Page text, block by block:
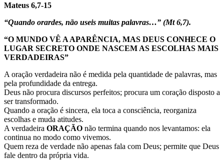
Mateus 6,7-15
“Quando orardes, não useis muitas palavras…” (Mt 6,7).
“O MUNDO VÊ A APARÊNCIA, MAS DEUS CONHECE O
LUGAR SECRETO ONDE NASCEM AS ESCOLHAS MAIS
VERDADEIRAS”
A oração verdadeira não é medida pela quantidade de palavras, mas
pela profundidade da entrega.
Deus não procura discursos perfeitos; procura um coração disposto a
ser transformado.
Quando a oração é sincera, ela toca a consciência, reorganiza
escolhas e muda atitudes.
A verdadeira ORAÇÃO não termina quando nos levantamos: ela
continua no modo como vivemos.
Quem reza de verdade não apenas fala com Deus; permite que Deus
fale dentro da própria vida.